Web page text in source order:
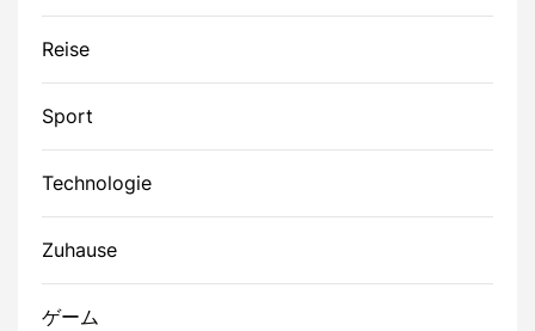
Reise
Sport
Technologie
Zuhause
ゲーム